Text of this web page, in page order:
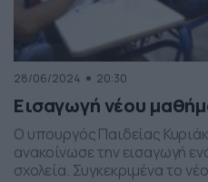
28/06/2024 20:30
Εισαγωγή νέου
Ο υπουργός Παιδείας
ανακοίνωσε την εισαγωγή
σχολεία. Συγκεκριμένα το